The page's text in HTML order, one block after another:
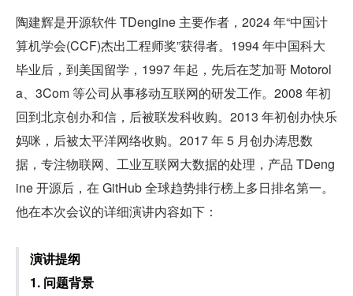
陶建辉是开源软件 TDengine 主要作者，2024 年“中国计
算机学会(CCF)杰出工程师奖”获得者。1994 年中国科大
毕业后，到美国留学，1997 年起，先后在芝加哥 Motorol
a、3Com 等公司从事移动互联网的研发工作。2008 年初
回到北京创办和信，后被联发科收购。2013 年初创办快乐
妈咪，后被太平洋网络收购。2017 年 5 月创办涛思数
据，专注物联网、工业互联网大数据的处理，产品 TDeng
ine 开源后，在 GitHub 全球趋势排行榜上多日排名第一。
他在本次会议的详细演讲内容如下：
演讲提纲
1. 问题背景